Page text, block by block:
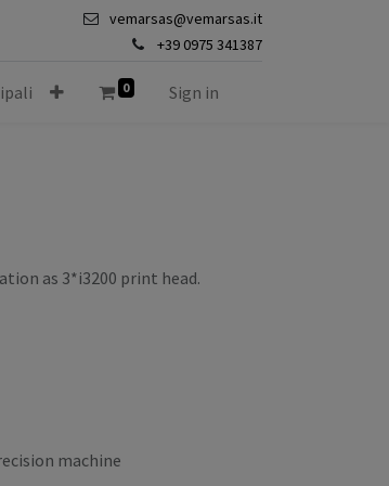
vemarsas@vemarsas.it
+39 0975 341387
0 Sign in
as 3*i3200 print head.
machine